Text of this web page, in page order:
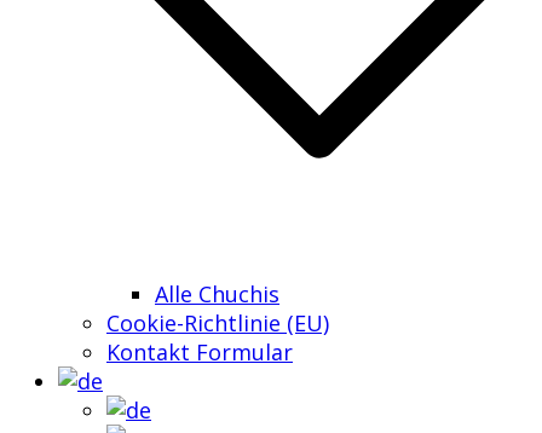
Alle Chuchis
Cookie-Richtlinie (EU)
Kontakt Formular